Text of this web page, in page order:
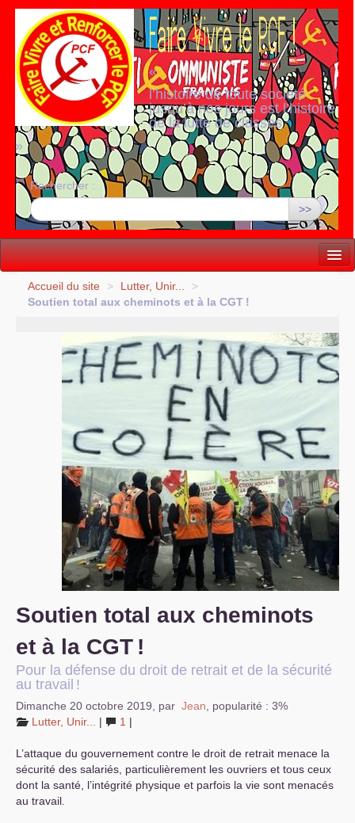
«
l’histoire de toute société
jusqu’à nos jours est l’histoire
de la lutte de classes
»
Rechercher :
>>
Vie politique
Internationale
S’organiser
Accueil du site > Lutter, Unir...
>
Soutien total aux cheminots et à la CGT !
Soutien total aux cheminots
et à la CGT !
Pour la défense du droit de retrait et de la sécurité
au travail !
Dimanche 20 octobre 2019 par Jean
popularité : 3%
Lutter, Unir...
| 1 |
L’attaque du gouvernement contre le droit de retrait menace la
sécurité des salariés, particulièrement les ouvriers et tous ceux
dont la santé, l’intégrité physique et parfois la vie sont menacés
au travail.